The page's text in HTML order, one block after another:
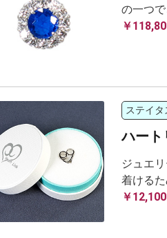
の一つ
￥
ステイ
ハート
ジュエ
着ける
￥12,100